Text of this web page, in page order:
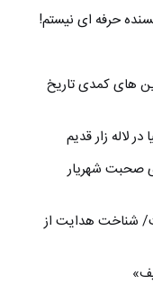
حرفه ای نیستم!
بهترین های کمدی تاریخ
لاله زار قدیم
صحبت شهريار
شناخت هدایت از